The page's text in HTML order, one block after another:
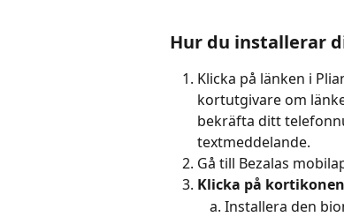
Hur du installerar
Klicka på länken i
kortutgivare om
bekräfta ditt
textmeddelande.
Gå till Bezalas
Klicka på
Installera den